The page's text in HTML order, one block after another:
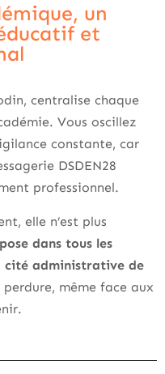
un
et
centralise chaque
Vous oscillez
constante, car
DSDEN28
professionnel.
elle n’est plus
dans tous les
cité administrative de
même face aux